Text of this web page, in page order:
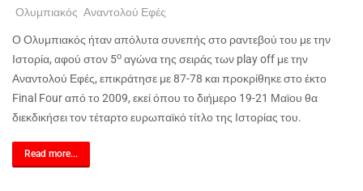
Ολυμπιακός Αναντολού Εφές
Ο Ολυμπιακός ήταν απόλυτα συνεπής στο ραντεβού του με την
Ιστορία, αφού στον 5ο αγώνα της σειράς των playoff με την
Αναντολού Εφές, επικράτησε με 87-78 και προκρίθηκε στο έκτο
Final Fourαπό το 2009, εκεί όπου το διήμερο 19-21 Μαϊου θα
διεκδικήσει τον τέταρτο ευρωπαϊκό τίτλο της Ιστορίας του.
Read more...